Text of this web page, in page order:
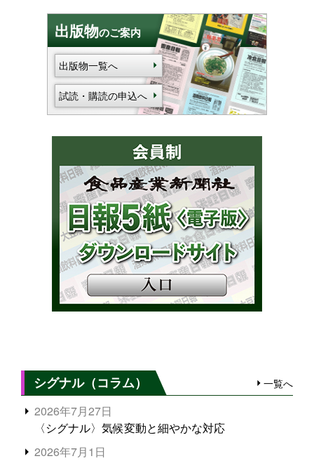
出版物のご案内
出版物一覧へ
試読・購読の申込へ
シグナル（コラム） 一覧へ
2026年7月27日
〈シグナル〉気候変動と細やかな対応
2026年7月1日